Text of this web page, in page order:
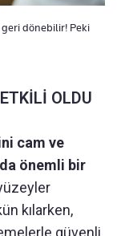
geri dönebilir! Peki
OLDU
cam ve
önemli bir
kılarken,
güvenli